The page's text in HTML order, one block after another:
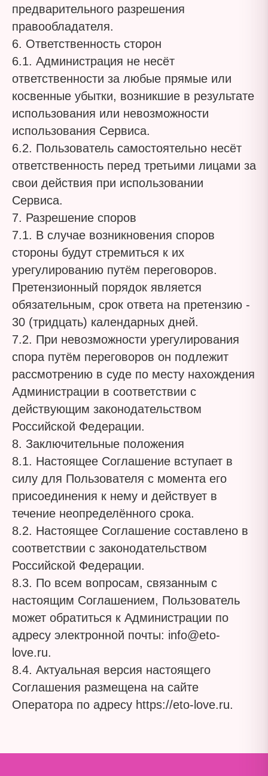
предварительного разрешения
правообладателя.
6. Ответственность сторон
6.1. Администрация не несёт
ответственности за любые прямые или
косвенные убытки, возникшие в результате
использования или невозможности
использования Сервиса.
6.2. Пользователь самостоятельно несёт
ответственность перед третьими лицами за
свои действия при использовании
Сервиса.
7. Разрешение споров
7.1. В случае возникновения споров
стороны будут стремиться к их
урегулированию путём переговоров.
Претензионный порядок является
обязательным, срок ответа на претензию -
30 (тридцать) календарных дней.
7.2. При невозможности урегулирования
спора путём переговоров он подлежит
рассмотрению в суде по месту нахождения
Администрации в соответствии с
действующим законодательством
Российской Федерации.
8. Заключительные положения
8.1. Настоящее Соглашение вступает в
силу для Пользователя с момента его
присоединения к нему и действует в
течение неопределённого срока.
8.2. Настоящее Соглашение составлено в
соответствии с законодательством
Российской Федерации.
8.3. По всем вопросам, связанным с
настоящим Соглашением, Пользователь
может обратиться к Администрации по
адресу электронной почты: info@eto-
love.ru.
8.4. Актуальная версия настоящего
Соглашения размещена на сайте
Оператора по адресу https://eto-love.ru.